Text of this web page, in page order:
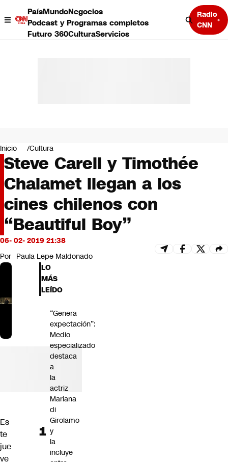
PaísMundoNegocios
Podcast y Programas completos
Futuro 360CulturaServicios
Radio
CNN
Negocios
Deportes
Programas completos
Cultura
Servicios
Bits
CNN tiempo
Futuro 360
Inicio Cultura
Steve Carell y Timothée
Chalamet llegan a los
cines chilenos con
“Beautiful Boy”
06- 02- 2019 21:38
Por Paula Lepe Maldonado
Es
te
jue
ve
LO
MÁS
LEÍDO
“Genera
expectación”:
Medio
especializado
destaca
a
la
actriz
Mariana
di
Girolamo
y
la
incluye